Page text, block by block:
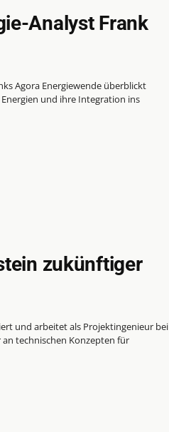
Analyst Frank
Agora Energiewende überblickt
und ihre Integration ins
zukünftiger
und arbeitet als Projektingenieur bei
technischen Konzepten für